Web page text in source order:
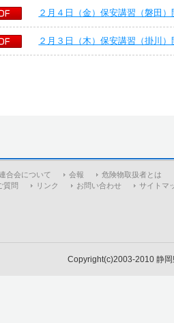
２月４日（金）保安講習（磐田
２月３日（木）保安講習（掛川
合会について 会報
危険物取扱者とは
質問 リンク お問い合わせ サイトマ
Copyright(c)2003-2010 静